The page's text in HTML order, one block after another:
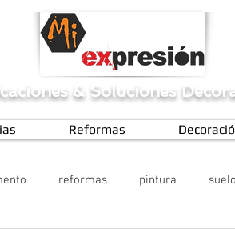
& Soluciones
Reformas
reformas pintura